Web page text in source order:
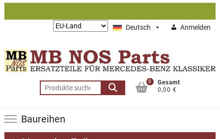
Zum
Deutsch Anmelden
Lieferung
Suchen
nach:
0
Gesamt
0,00 €
Baureihen